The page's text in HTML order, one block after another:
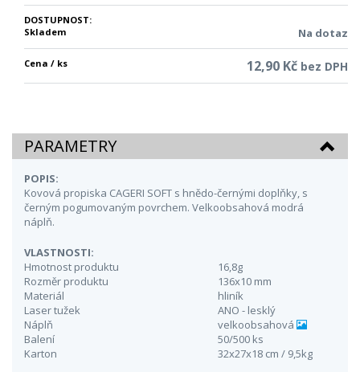
DOSTUPNOST:
Skladem
Na dotaz
Cena / ks 12,90 Kč bez DPH
PARAMETRY
POPIS:
Kovová propiska CAGERI SOFT s hnědo-černými doplňky, s
černým pogumovaným povrchem. Velkoobsahová modrá
náplň.
VLASTNOSTI:
Hmotnost produktu
16,8g
Rozměr produktu
136x10 mm
Materiál
hliník
Laser tužek
ANO - lesklý
Náplň
velkoobsahová
Balení
50/500 ks
Karton
32x27x18 cm / 9,5kg